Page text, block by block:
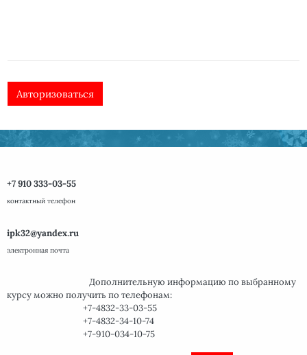
Авторизоваться
+7 910 333-03-55
контактный телефон
ipk32@yandex.ru
электронная почта
Дополнительную информацию по выбранному
курсуможно получить по телефонам:
+7-4832-33-03-55
+7-4832-34-10-74
+7-910-034-10-75